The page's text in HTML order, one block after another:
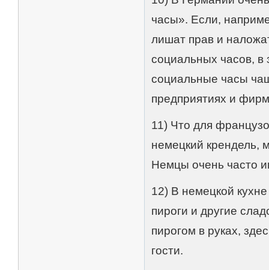
часы». Если,
лишат прав и
социальных часов, в
социальные часы
предприятиях и
11) Что для
немецкий крендель,
Немцы очень часто
12) В немецкой
пироги и другие
пирогом в руках,
гости.